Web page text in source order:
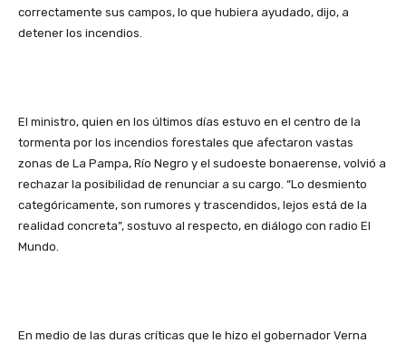
correctamente sus campos, lo que hubiera ayudado, dijo, a
detener los incendios.
El ministro, quien en los últimos días estuvo en el centro de la
tormenta por los incendios forestales que afectaron vastas
zonas de La Pampa, Río Negro y el sudoeste bonaerense, volvió a
rechazar la posibilidad de renunciar a su cargo. “Lo desmiento
categóricamente, son rumores y trascendidos, lejos está de la
realidad concreta”, sostuvo al respecto, en diálogo con radio El
Mundo.
En medio de las duras críticas que le hizo el gobernador Verna